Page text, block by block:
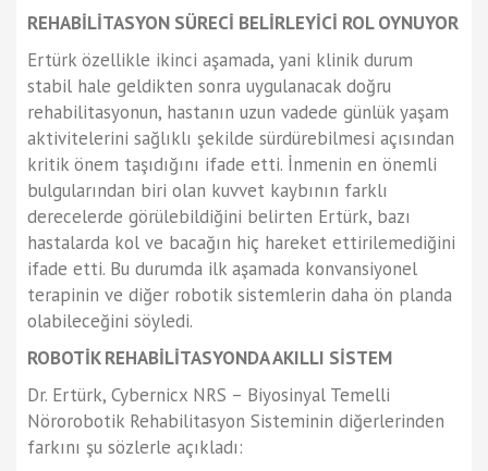
REHABİLİTASYON SÜRECİ BELİRLEYİCİ ROL OYNUYOR
Ertürk özellikle ikinci aşamada, yani klinik durum
stabil hale geldikten sonra uygulanacak doğru
rehabilitasyonun, hastanın uzun vadede günlük yaşam
aktivitelerini sağlıklı şekilde sürdürebilmesi açısından
kritik önem taşıdığını ifade etti. İnmenin en önemli
bulgularından biri olan kuvvet kaybının farklı
derecelerde görülebildiğini belirten Ertürk, bazı
hastalarda kol ve bacağın hiç hareket ettirilemediğini
ifade etti. Bu durumda ilk aşamada konvansiyonel
terapinin ve diğer robotik sistemlerin daha ön planda
olabileceğini söyledi.
ROBOTİK REHABİLİTASYONDA AKILLI SİSTEM
Dr. Ertürk, Cybernicx NRS – Biyosinyal Temelli
Nörorobotik Rehabilitasyon Sisteminin diğerlerinden
farkını şu sözlerle açıkladı: